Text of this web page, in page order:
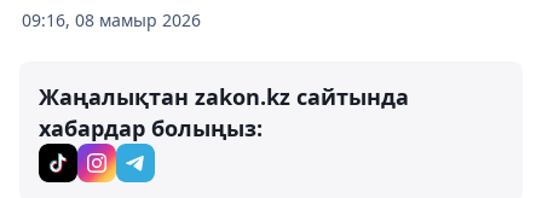
09:16, 08 мамыр 2026
Жаңалықтан zakon.kz сайтында
хабардар болыңыз: